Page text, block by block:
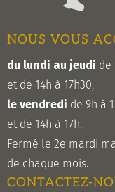
NOUS VOUS
du lundi au jeudi de
et de 14h à 17h30,
le vendredi de 9h à
et de 14h à 17h.
Fermé le 2e mardi
de chaque mois.
CONTACTEZ-